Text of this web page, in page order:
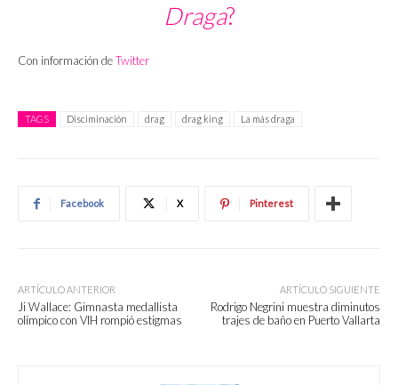
Draga?
Con información deTwitter
TAGS Disciminación drag drag king La más draga
Facebook X Pinterest
ARTÍCULO ANTERIOR
Ji Wallace: Gimnasta medallista
olímpico con VIH rompió estigmas
ARTÍCULO SIGUIENTE
Rodrigo Negrini muestra diminutos
trajes de baño en Puerto Vallarta